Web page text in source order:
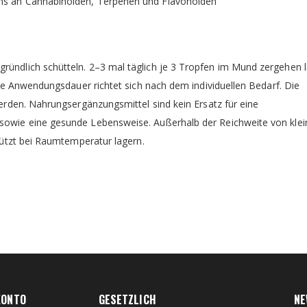
schütteln. 2–3 mal täglich je 3 Tropfen im Mund zergehen
richtet sich nach dem individuellen Bedarf. Die
Nahrungsergänzungsmittel sind kein Ersatz für eine
eine gesunde Lebensweise. Außerhalb der Reichweite von
bei Raumtemperatur lagern.
GESETZLICH